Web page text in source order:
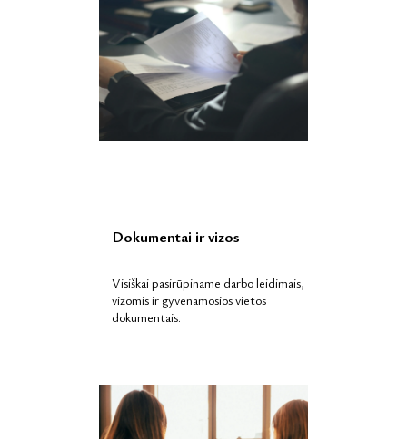
Dokumentai ir vizos
Visiškai pasirūpiname darbo leidimais,
vizomis ir gyvenamosios vietos
dokumentais.